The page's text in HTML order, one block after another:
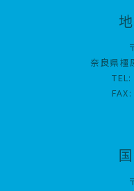
奈良県橿